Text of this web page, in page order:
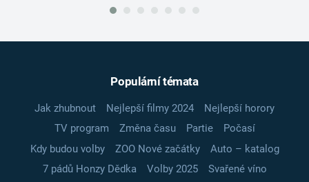
Populární témata
Jak zhubnout Nejlepší filmy 2024
Nejlepší horory
TV program
Změna času Partie
Počasí
Kdy budou volby
ZOO Nové začátky
Auto – katalog
7 pádů Honzy Dědka
Volby 2025
Svařené víno